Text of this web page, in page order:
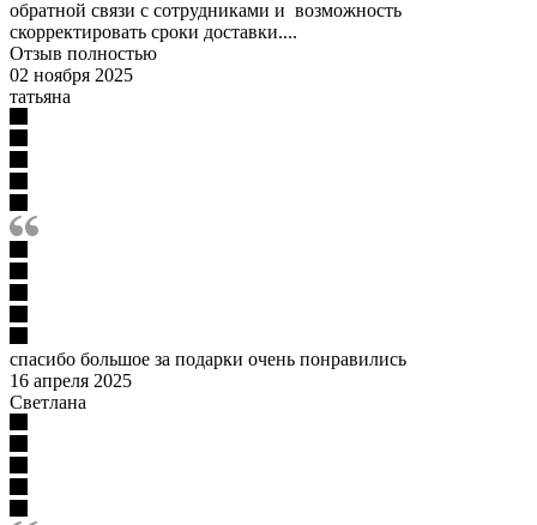
обратной связи с сотрудниками и возможность
скорректировать сроки доставки....
Отзыв полностью
02 ноября 2025
татьяна
спасибо большое за подарки очень понравились
16 апреля 2025
Светлана